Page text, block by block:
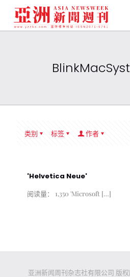
类别 标签 作者
'Helvetica Neue'
阅读量： 1,350 'Microsoft […]
亚洲新闻周刊杂志社有限公司 版